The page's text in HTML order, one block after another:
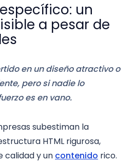
un
a pesar de
en un diseño atractivo o
pero si nadie lo
es en vano.
subestiman la
HTML rigurosa,
calidad y un contenido rico.